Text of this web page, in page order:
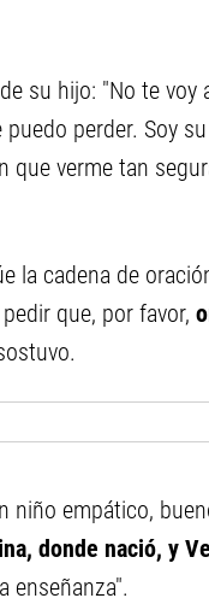
su hijo: "No te voy
perder. Soy
verme tan
la cadena de
que, por favor,
empático,
donde nació, y
enseñanza".